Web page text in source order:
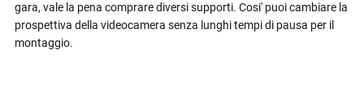
gara, vale la pena comprare diversi supporti. Cosi' puoi cambiare la
prospettiva della videocamera senza lunghi tempi di pausa per il
montaggio.